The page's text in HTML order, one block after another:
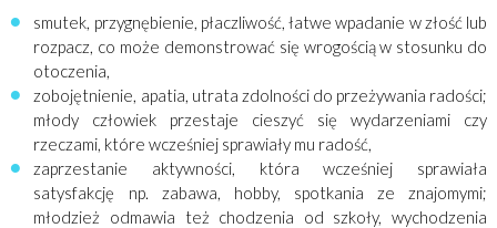
smutek, przygnębienie, płaczliwość, łatwe wpadanie w złość lub
rozpacz, co może demonstrować się wrogością w stosunku do
otoczenia,
zobojętnienie, apatia, utrata zdolności do przeżywania radości;
młody człowiek przestaje cieszyć się wydarzeniami czy
rzeczami, które wcześniej sprawiały mu radość,
zaprzestanie aktywności, która wcześniej sprawiała
satysfakcję np. zabawa, hobby, spotkania ze znajomymi;
młodzież odmawia też chodzenia od szkoły, wychodzenia